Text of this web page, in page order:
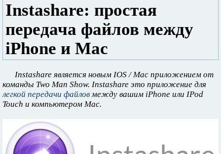
Instashare: простая
передача файлов между
iPhone и Mac
Instashare является новым IOS / Mac приложением от
команды Two Man Show. Instashare это приложение для
легкой передачи файловмежду вашим iPhone или IPod
Touch и компьютером Mac.